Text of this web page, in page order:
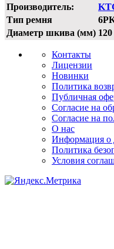
Производитель:
Тип ремня
Диаметр шкива (мм) 120
Контакты
Лицензии
Новинки
Политика
Публичная
Согласие на
Согласие на
О нас
Информация о
Политика
Условия